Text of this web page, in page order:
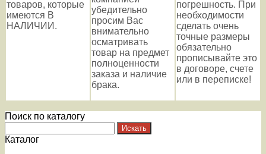
товаров, которые
имеются В
НАЛИЧИИ.
убедительно
просим Вас
внимательно
осматривать
товар на предмет
полноценности
заказа и наличие
брака.
погрешность. При
необходимости
сделать очень
точные размеры
обязательно
прописывайте это
в договоре, счете
или в переписке!
Поиск по каталогу
Каталог